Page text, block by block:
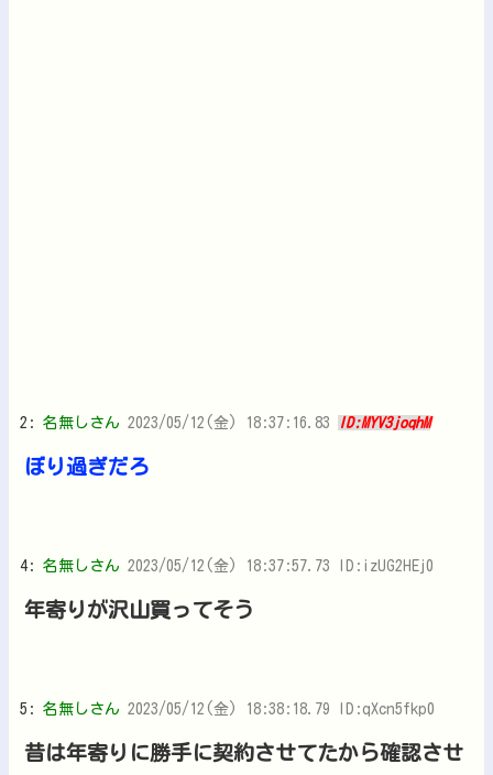
2: 名無しさん 2023/05/12(金) 18:37:16.83 ID:MYV3joqhM
ぼり過ぎだろ
4: 名無しさん 2023/05/12(金) 18:37:57.73 ID:izUG2HEj0
年寄りが沢山買ってそう
5: 名無しさん 2023/05/12(金) 18:38:18.79 ID:qXcn5fkp0
昔は年寄りに勝手に契約させてたから確認させ